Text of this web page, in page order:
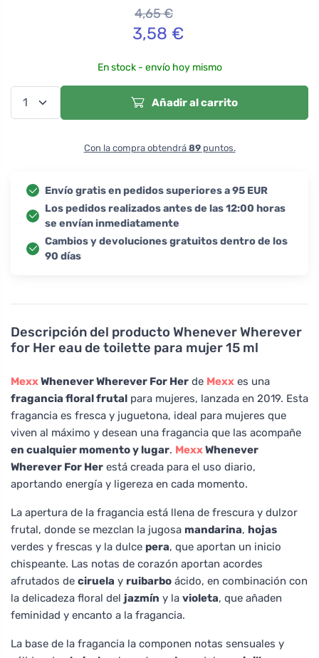
Descripción del producto Whenever Wherever
for Her eau de toilette para mujer 15 ml
MexxWhenever Wherever For Her de Mexx es una
fragancia floral frutal para mujeres, lanzada en 2019. Esta
fragancia es fresca y juguetona, ideal para mujeres que
viven al máximo y desean una fragancia que las acompañe
en cualquier momento y lugar. MexxWhenever
Wherever For Her está creada para el uso diario,
aportando energía y ligereza en cada momento.
La apertura de la fragancia está llena de frescura y dulzor
frutal, donde se mezclan la jugosa mandarina, hojas
verdes y frescas y la dulce pera, que aportan un inicio
chispeante. Las notas de corazón aportan acordes
afrutados de ciruela y ruibarbo ácido, en combinación con
la delicadeza floral del jazmín y la violeta, que añaden
feminidad y encanto a la fragancia.
La base de la fragancia la componen notas sensuales y
4,65€
3,58 €
En stock - envío hoy mismo
Añadir al carrito
Con la compra obtendrá 89puntos.
Envío gratis en pedidos superiores a 95 EUR
Los pedidos realizados antes de las 12:00 horas
se envían inmediatamente
Cambios y devoluciones gratuitos dentro de los
90 días